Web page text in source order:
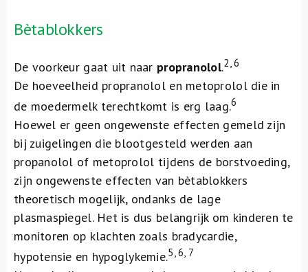
Bètablokkers
De voorkeur gaat uit naar propranolol.2, 6
De hoeveelheid propranolol en metoprolol die in
de moedermelk terechtkomt is erg laag.6
Hoewel er geen ongewenste effecten gemeld zijn
bij zuigelingen die blootgesteld werden aan
propanolol of metoprolol tijdens de borstvoeding,
zijn ongewenste effecten van bètablokkers
theoretisch mogelijk, ondanks de lage
plasmaspiegel. Het is dus belangrijk om kinderen te
monitoren op klachten zoals bradycardie,
hypotensie en hypoglykemie.5, 6, 7